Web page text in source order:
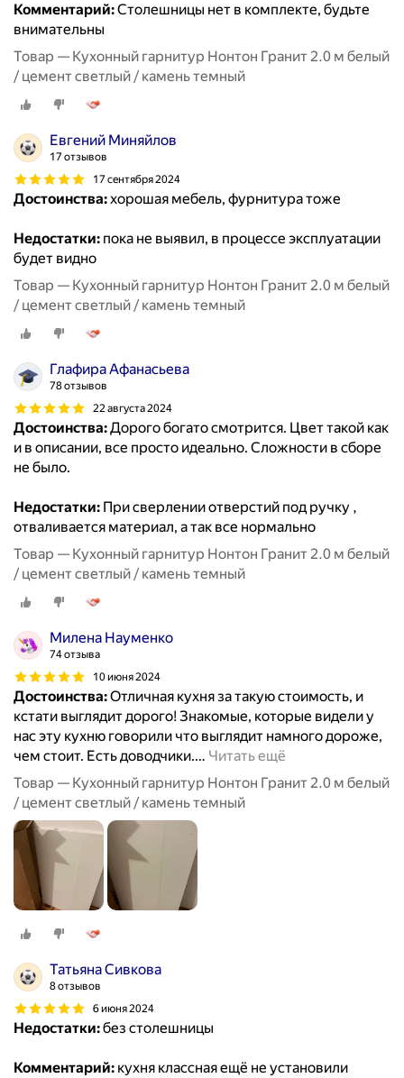
Комментарий:Столешницы нет в комплекте, будьте
внимательны
Товар — Кухонный гарнитур Нонтон Гранит 2.0 м белый
/ цемент светлый / камень темный
Евгений Миняйлов
17 отзывов
17 сентября 2024
Достоинства:хорошая мебель, фурнитура тоже
Недостатки: пока не выявил, в процессе эксплуатации
будет видно
Товар — Кухонный гарнитур Нонтон Гранит 2.0 м белый
/ цемент светлый / камень темный
Глафира Афанасьева
78 отзывов
22 августа 2024
Достоинства:Дорого богато смотрится. Цвет такой как
и в описании, все просто идеально. Сложности в сборе
не было.
Недостатки: При сверлении отверстий под ручку ,
отваливается материал, а так все нормально
Товар — Кухонный гарнитур Нонтон Гранит 2.0 м белый
/ цемент светлый / камень темный
Милена Науменко
74 отзыва
10 июня 2024
Достоинства:Отличная кухня за такую стоимость, и
кстати выглядит дорого! Знакомые, которые видели у
нас эту кухню говорили что выглядит намного дороже,
чем стоит. Есть доводчики.… Читать ещё
Товар — Кухонный гарнитур Нонтон Гранит 2.0 м белый
/ цемент светлый / камень темный
Татьяна Сивкова
8 отзывов
6 июня 2024
Недостатки:без столешницы
Комментарий: кухня классная ещё не установили